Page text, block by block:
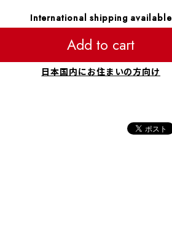
International shipping available
Add to cart
日本国内にお住まいの方向け